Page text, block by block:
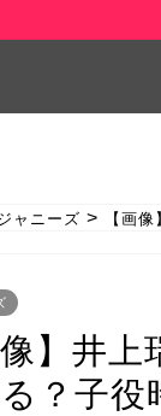
ャニーズ > 【画
像】井
？子役